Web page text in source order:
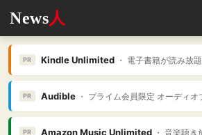
News人
PR Kindle Unlimited・ 電子書籍が読み放
PR Audible・ プライム会員限定 オーディオブ
PR Amazon Music Unlimited・ 音楽聴き放